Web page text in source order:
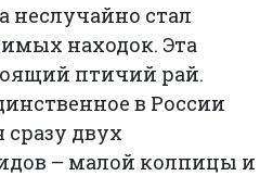
неслучайно стал
находок. Эта
птичий рай.
в России
сразу двух
– малой колпицы и